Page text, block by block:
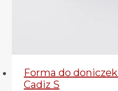
Forma do
Cadiz S